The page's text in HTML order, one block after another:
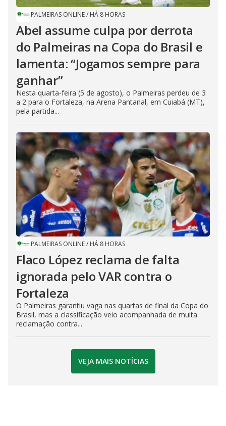
PALMEIRAS ONLINE/ HÁ 8 HORAS
Abel assume culpa por derrota
do Palmeiras na Copa do Brasil e
lamenta: “Jogamos sempre para
ganhar”
Nesta quarta-feira (5 de agosto), o Palmeiras perdeu de 3
a 2 para o Fortaleza, na Arena Pantanal, em Cuiabá (MT),
pela partida...
PALMEIRAS ONLINE/ HÁ 8 HORAS
Flaco López reclama de falta
ignorada pelo VAR contra o
Fortaleza
O Palmeiras garantiu vaga nas quartas de final da Copa do
Brasil, mas a classificação veio acompanhada de muita
reclamação contra...
VEJA MAIS NOTÍCIAS